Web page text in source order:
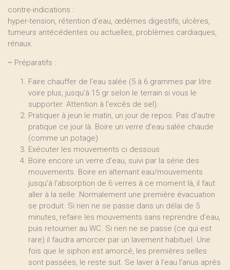
contre-indications :
hyper-tension, rétention d’eau, œdèmes digestifs, ulcères,
tumeurs antécédentes ou actuelles, problèmes cardiaques,
rénaux.
– Préparatifs :
Faire chauffer de l’eau salée (5 à 6 grammes par litre
voire plus, jusqu’à 15 gr selon le terrain si vous le
supporter. Attention à l’excès de sel).
Pratiquer à jeun le matin, un jour de repos. Pas d’autre
pratique ce jour là. Boire un verre d’eau salée chaude
(comme un potage)
Exécuter les mouvements ci dessous
Boire encore un verre d’eau, suivi par la série des
mouvements. Boire en alternant eau/mouvements
jusqu’à l’absorption de 6 verres à ce moment là, il faut
aller à la selle. Normalement une première évacuation
se produit. Si rien ne se passe dans un délai de 5
minutes, refaire les mouvements sans reprendre d’eau,
puis retourner au WC. Si rien ne se passe (ce qui est
rare) il faudra amorcer par un lavement habituel. Une
fois que le siphon est amorcé, les premières selles
sont passées, le reste suit. Se laver à l’eau l’anus après